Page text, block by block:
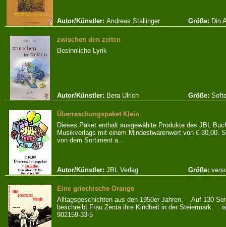
Autor/Künstler: Andreas Stallinger Größe: Din
zwischen den zeiten
Besinnliche Lyrik
Autor/Künstler: Bera Ulrich Größe:
Überraschungspaket Klein
Dieses Paket enthält ausgewählte Produkte des JBL
Musikverlags mit einem Mindestwarenwert von € 30,00.
von dem Sortiment a...
Autor/Künstler: JBL Verlag Größe:
Eine griechische Orange
Alltagsgeschichten aus den 1950er Jahren. Auf 130
beschreibt Frau Zenta ihre Kindheit in der Steiermark.
902159-33-5